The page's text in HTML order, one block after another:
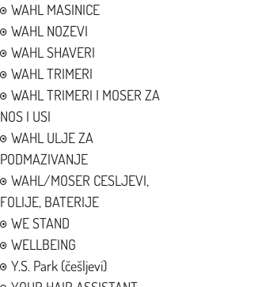
WAHL MASINICE
WAHL NOZEVI
WAHL SHAVERI
WAHL TRIMERI
WAHL TRIMERI I MOSER ZA
NOS I USI
WAHL ULJE ZA
PODMAZIVANJE
WAHL/MOSER CESLJEVI,
FOLIJE, BATERIJE
WE STAND
WELLBEING
Y.S. Park (češljevi)